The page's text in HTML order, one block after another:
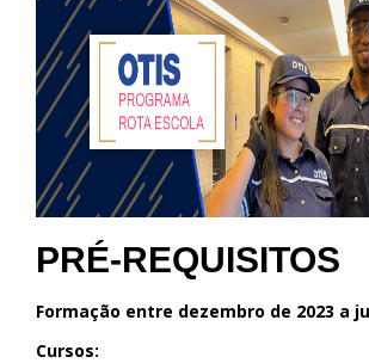
PRÉ-REQUISITOS
Formação entre dezembro de 2023 a
Cursos: